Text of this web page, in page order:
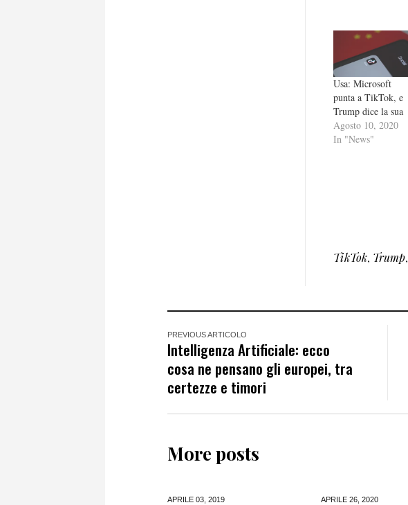
Usa: Microsoft
punta a TikTok, e
Trump dice la sua
Agosto 10, 2020
In "News"
TikTok, Trump,
PREVIOUS ARTICOLO
Intelligenza Artificiale: ecco
cosa ne pensano gli europei, tra
certezze e timori
More posts
APRILE 03, 2019 APRILE 26, 2020